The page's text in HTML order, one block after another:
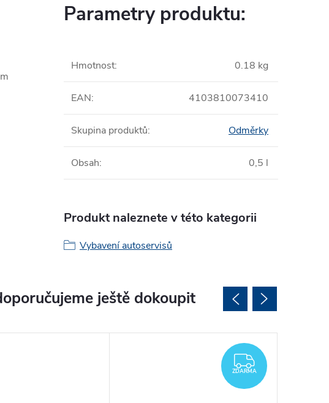
Parametry produktu:
Hmotnost: 0.18 kg
EAN: 4103810073410
Skupina produktů: Odměrky
Obsah: 0,5 l
Produkt naleznete v této kategorii
Vybavení autoservisů
ještě dokoupit
ZDARMA
ZDARMA